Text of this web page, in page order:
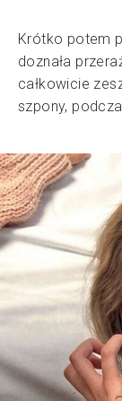
Krótko potem
doznała
całkowicie
szpony,